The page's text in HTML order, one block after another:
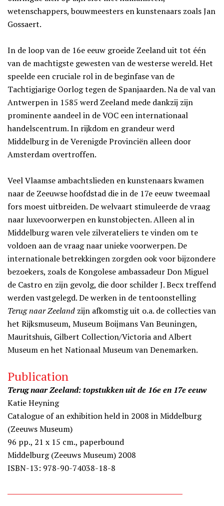
wetenschappers, bouwmeesters en kunstenaars zoals Jan
Gossaert.
In de loop van de 16e eeuw groeide Zeeland uit tot één
van de machtigste gewesten van de westerse wereld. Het
speelde een cruciale rol in de beginfase van de
Tachtigjarige Oorlog tegen de Spanjaarden. Na de val van
Antwerpen in 1585 werd Zeeland mede dankzij zijn
prominente aandeel in de VOC een internationaal
handelscentrum. In rijkdom en grandeur werd
Middelburg in de Verenigde Provinciën alleen door
Amsterdam overtroffen.
Veel Vlaamse ambachtslieden en kunstenaars kwamen
naar de Zeeuwse hoofdstad die in de 17e eeuw tweemaal
fors moest uitbreiden. De welvaart stimuleerde de vraag
naar luxevoorwerpen en kunstobjecten. Alleen al in
Middelburg waren vele zilverateliers te vinden om te
voldoen aan de vraag naar unieke voorwerpen. De
internationale betrekkingen zorgden ook voor bijzondere
bezoekers, zoals de Kongolese ambassadeur Don Miguel
de Castro en zijn gevolg, die door schilder J. Becx treffend
werden vastgelegd. De werken in de tentoonstelling
Terug naar Zeeland zijn afkomstig uit o.a. de collecties van
het Rijksmuseum, Museum Boijmans Van Beuningen,
Mauritshuis, Gilbert Collection/Victoria and Albert
Museum en het Nationaal Museum van Denemarken.
Publication
Terug naar Zeeland: topstukken uit de 16e en 17e eeuw
Katie Heyning
Catalogue of an exhibition held in 2008 in Middelburg
(Zeeuws Museum)
96 pp., 21 x 15 cm., paperbound
Middelburg (Zeeuws Museum) 2008
ISBN-13: 978-90-74038-18-8